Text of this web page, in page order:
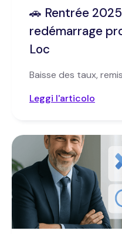
🚗 Rentrée
redémarrage
Loc
Baisse des taux,
Leggi l'articolo